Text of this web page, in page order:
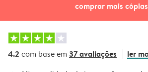
comprar mais cópias
4.2 com base em 37 avaliações ler